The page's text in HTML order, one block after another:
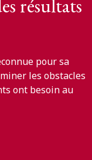
résultats
pour sa
les obstacles
ont besoin au